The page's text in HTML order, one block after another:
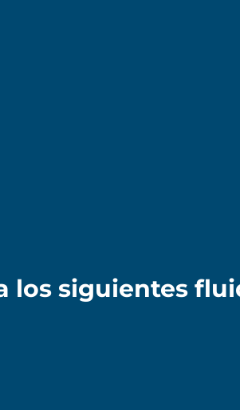
los siguientes